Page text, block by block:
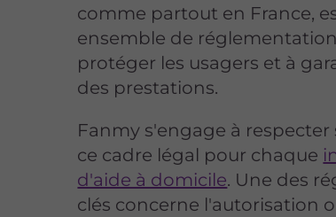
comme partout en France,
ensemble de
protéger les usagers et à
des prestations.
Fanmy s'engage à
ce cadre légal pour chaque
d'aide à domicile. Une des
clés concerne l'autorisation